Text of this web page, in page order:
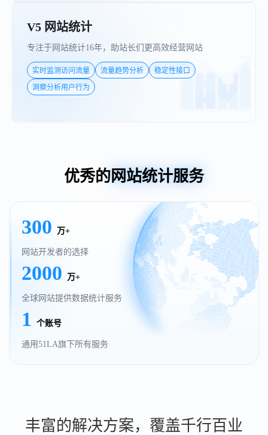
V5 网站统计
专注于网站统计16年，助站长们更高效经营网站
实时监测访问流量 流量趋势分析
稳定性接口
洞察分析用户行为
优秀的网站统计服务
300 万+
网站开发者的选择
2000 万+
全球网站提供数据统计服务
1 个账号
通用51LA旗下所有服务
丰富的解决方案，覆盖千行百业